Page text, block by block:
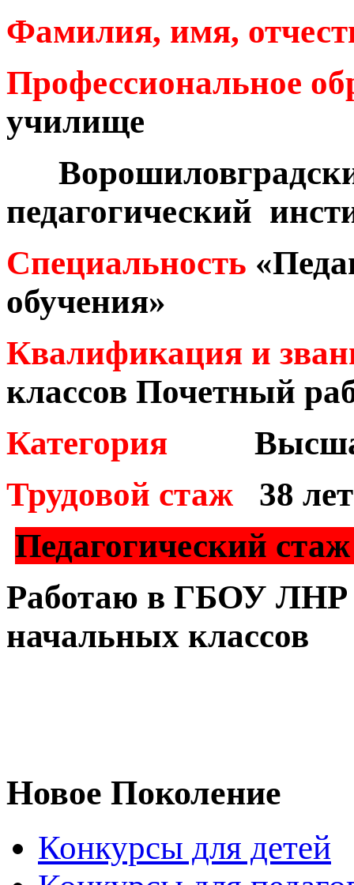
Фамилия, имя,
Профессиональное
училище
педагогический
Специальность
обучения»
Квалификация и
классов Почетный
Категория
Трудовой стаж
38 лет
Педагогический
Работаю в ГБОУ
начальных классов
Новое Поколение
Конкурсы для детей